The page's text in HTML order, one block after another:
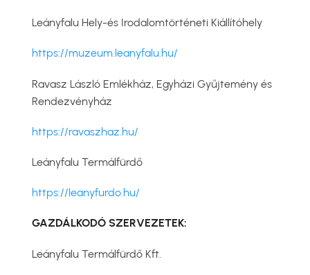
Leányfalu Hely-és Irodalomtörténeti Kiállítóhely
https://muzeum.leanyfalu.hu/
Ravasz László Emlékház, Egyházi Gyűjtemény és
Rendezvényház
https://ravaszhaz.hu/
Leányfalu Termálfürdő
https://leanyfurdo.hu/
GAZDÁLKODÓ SZERVEZETEK:
Leányfalu Termálfürdő Kft.